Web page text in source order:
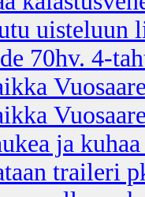
uisteluun
70hv. 4-
ja
traileri